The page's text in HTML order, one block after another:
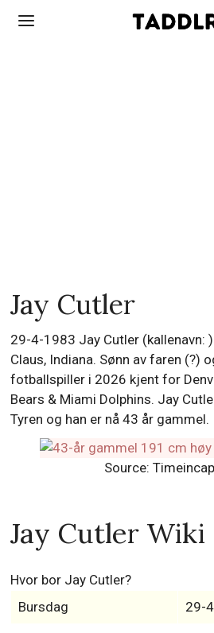
Jay Cutler
29-4-1983 Jay Cutler (kallenavn:
Claus, Indiana. Sønn av faren (?)
fotballspiller i 2026 kjent for
Bears & Miami Dolphins. Jay
Tyren og han er nå 43 år gammel.
Source:
Jay Cutler Wiki
Hvor bor Jay Cutler?
Bursdag
29-